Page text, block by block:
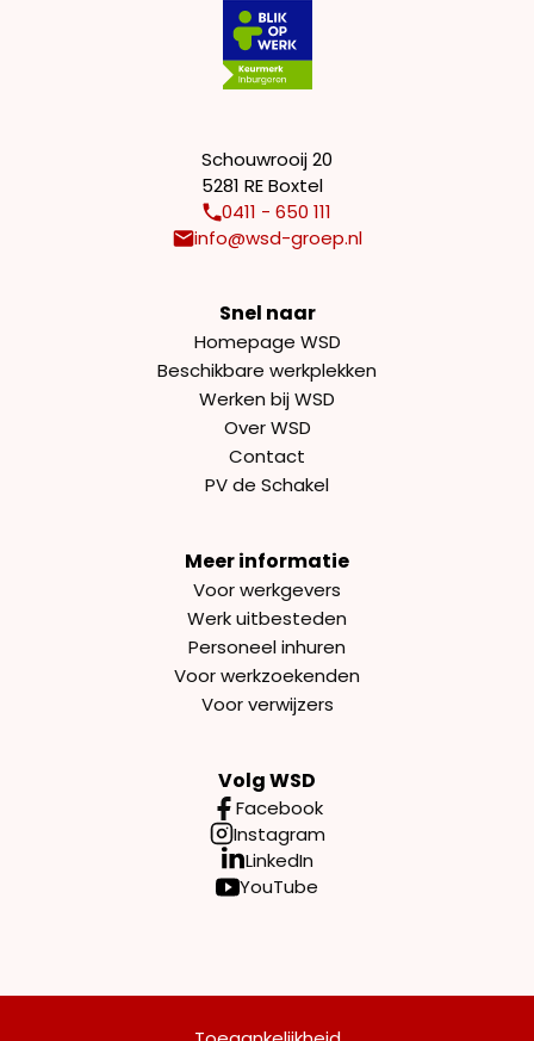
Schouwrooij 20
5281 RE Boxtel
0411 - 650 111
info@wsd-groep.nl
Snel naar
Homepage WSD
Beschikbare werkplekken
Werken bij WSD
Over WSD
Contact
PV de Schakel
Meer informatie
Voor werkgevers
Werk uitbesteden
Personeel inhuren
Voor werkzoekenden
Voor verwijzers
Volg WSD
Facebook
Instagram
LinkedIn
YouTube